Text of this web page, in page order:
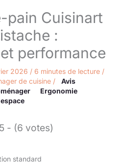
pain Cuisinart
:
performance
2026 / 6 minutes de lecture /
de cuisine /
Avis
Ergonomie
- (6 votes)